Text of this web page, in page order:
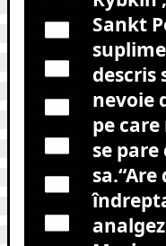
Sankt
descris
nevoie
pe
se
sa.